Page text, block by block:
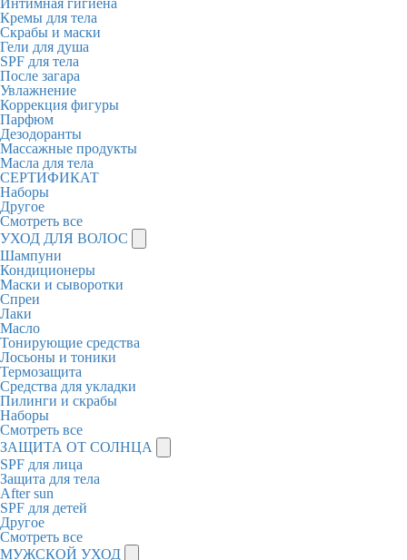
Интимная гигиена
Кремы для тела
Скрабы и маски
Гели для душа
SPF для тела
После загара
Увлажнение
Коррекция фигуры
Парфюм
Дезодоранты
Массажные продукты
Масла для тела
СЕРТИФИКАТ
Наборы
Другое
Смотреть все
УХОД ДЛЯ ВОЛОС
Шампуни
Кондиционеры
Маски и сыворотки
Спреи
Лаки
Масло
Тонирующие средства
Лосьоны и тоники
Термозащита
Средства для укладки
Пилинги и скрабы
Наборы
Смотреть все
ЗАЩИТА ОТ СОЛНЦА
SPF для лица
Защита для тела
After sun
SPF для детей
Другое
Смотреть все
МУЖСКОЙ УХОД